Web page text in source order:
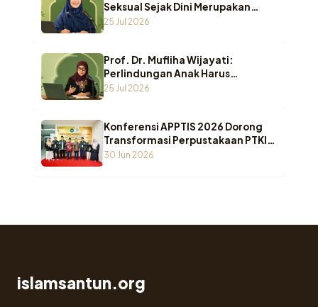
Seksual Sejak Dini Merupakan
Benteng Utama Melindungi Anak
25 Jul 2026
Prof. Dr. Mufliha Wijayati:
Perlindungan Anak Harus
Bergeser dari Sekadar Melindungi
25 Jul 2026
Konferensi APPTIS 2026 Dorong
Transformasi Perpustakaan PTKI
di Era AI
30 Jun 2026
islamsantun.org